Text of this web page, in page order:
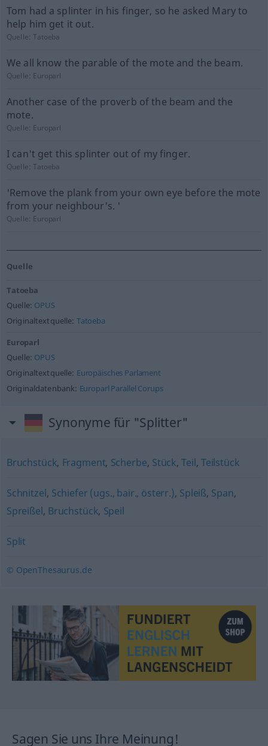
Tom had a splinter in his finger, so he asked Mary to
help him get it out.
Quelle:Tatoeba
We all know the parable of the mote and the beam.
Quelle: Europarl
Another case of the proverb of the beam and the
mote.
Quelle: Europarl
I can't get this splinter out of my finger.
Quelle:Tatoeba
'Remove the plank from your own eye before the mote
from your neighbour's. '
Quelle: Europarl
Quelle
Tatoeba
Quelle: OPUS
Originaltextquelle: Tatoeba
Europarl
Quelle: OPUS
Originaltextquelle: Europäisches Parlament
Originaldatenbank: Europarl Parallel Corups
Synonyme für "Splitter"
Bruchstück, Fragment, Scherbe, Stück,Teil, Teilstück
Schnitzel, Schiefer (ugs., bair., österr.), Spleiß, Span,
Spreißel, Bruchstück, Speil
Split
© OpenThesaurus.de
Sagen Sie uns Ihre Meinung!